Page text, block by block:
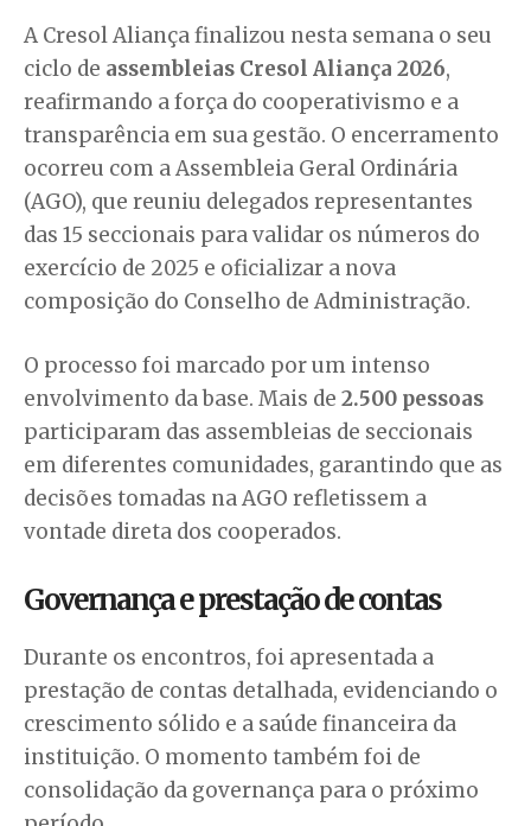
A Cresol Aliança finalizou nesta semana o seu
ciclo de assembleias Cresol Aliança 2026,
reafirmando a força do cooperativismo e a
transparência em sua gestão. O encerramento
ocorreu com a Assembleia Geral Ordinária
(AGO), que reuniu delegados representantes
das 15 seccionais para validar os números do
exercício de 2025 e oficializar a nova
composição do Conselho de Administração.
O processo foi marcado por um intenso
envolvimento da base. Mais de 2.500 pessoas
participaram das assembleias de seccionais
em diferentes comunidades, garantindo que as
decisões tomadas na AGO refletissem a
vontade direta dos cooperados.
Governança e prestação de contas
Durante os encontros, foi apresentada a
prestação de contas detalhada, evidenciando o
crescimento sólido e a saúde financeira da
instituição. O momento também foi de
consolidação da governança para o próximo